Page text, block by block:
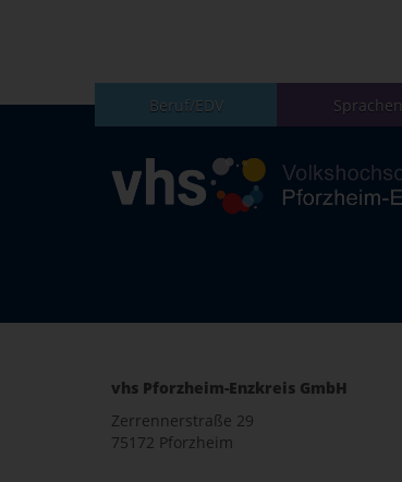
Beruf/EDV Sprachen
vhs Pforzheim-Enzkreis GmbH
Zerrennerstraße 29
75172 Pforzheim